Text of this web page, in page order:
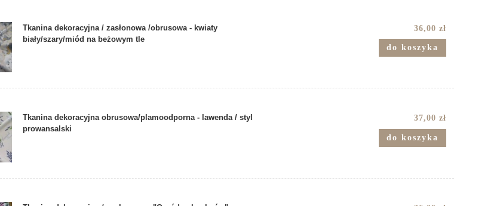
Tkanina dekoracyjna / zasłonowa /obrusowa - kwiaty
biały/szary/miód na beżowym tle
36,00 zł
do koszyka
Tkanina dekoracyjna obrusowa/plamoodporna - lawenda / styl
prowansalski
37,00 zł
do koszyka